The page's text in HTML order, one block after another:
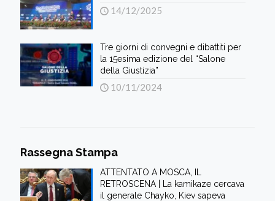
14/12/2025
Tre giorni di convegni e dibattiti per
la 15esima edizione del “Salone
della Giustizia”
10/11/2024
Rassegna Stampa
ATTENTATO A MOSCA, IL
RETROSCENA | La kamikaze cercava
il generale Chayko, Kiev sapeva